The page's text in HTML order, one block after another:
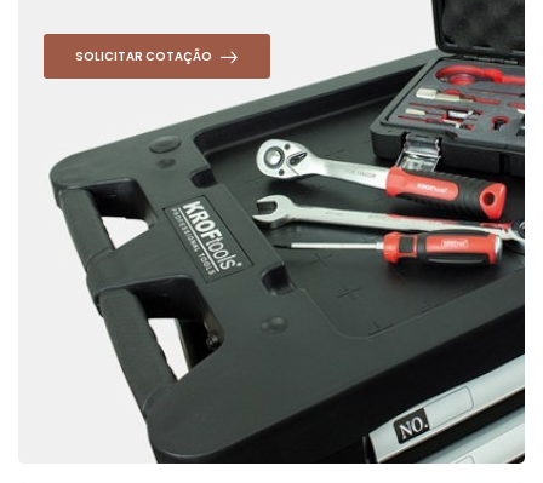
SOLICITAR COTAÇÃO